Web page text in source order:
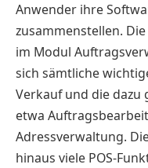
Anwender ihre
zusammenstellen.
im Modul
sich sämtliche
Verkauf und die
etwa
Adressverwaltung.
hinaus viele POS-